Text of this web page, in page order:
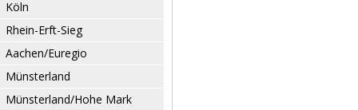
Köln
Rhein-Erft-Sieg
Aachen/Euregio
Münsterland
Münsterland/Hohe Mark